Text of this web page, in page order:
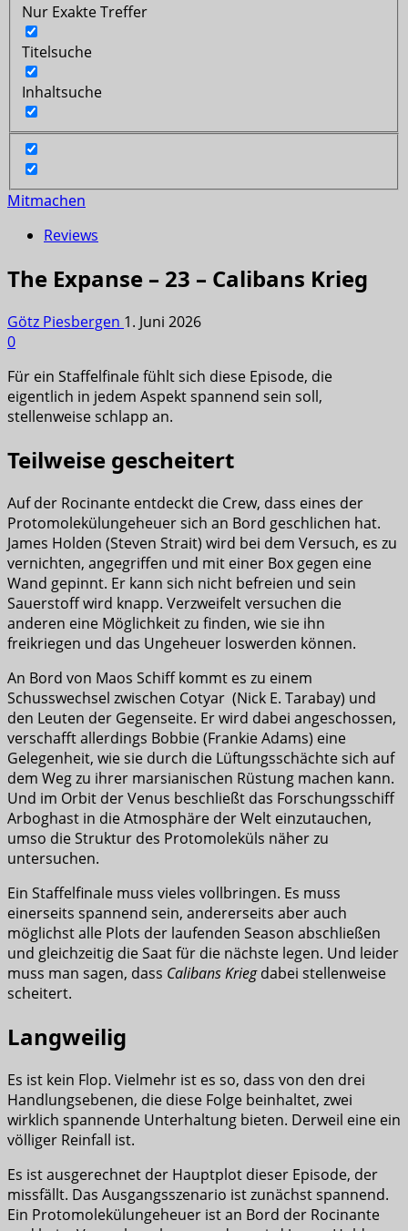
Nur Exakte Treffer
Titelsuche
Inhaltsuche
Mitmachen
Reviews
The Expanse – 23 – Calibans Krieg
Götz Piesbergen 1. Juni 2026
0
Für ein Staffelfinale fühlt sich diese Episode, die
eigentlich in jedem Aspekt spannend sein soll,
stellenweise schlapp an.
Teilweise gescheitert
Auf der Rocinante entdeckt die Crew, dass eines der
Protomolekülungeheuer sich an Bord geschlichen hat.
James Holden (Steven Strait) wird bei dem Versuch, es zu
vernichten, angegriffen und mit einer Box gegen eine
Wand gepinnt. Er kann sich nicht befreien und sein
Sauerstoff wird knapp. Verzweifelt versuchen die
anderen eine Möglichkeit zu finden, wie sie ihn
freikriegen und das Ungeheuer loswerden können.
An Bord von Maos Schiff kommt es zu einem
Schusswechsel zwischen Cotyar (Nick E. Tarabay) und
den Leuten der Gegenseite. Er wird dabei angeschossen,
verschafft allerdings Bobbie (Frankie Adams) eine
Gelegenheit, wie sie durch die Lüftungsschächte sich auf
dem Weg zu ihrer marsianischen Rüstung machen kann.
Und im Orbit der Venus beschließt das Forschungsschiff
Arboghast in die Atmosphäre der Welt einzutauchen,
umso die Struktur des Protomoleküls näher zu
untersuchen.
Ein Staffelfinale muss vieles vollbringen. Es muss
einerseits spannend sein, andererseits aber auch
möglichst alle Plots der laufenden Season abschließen
und gleichzeitig die Saat für die nächste legen. Und leider
muss man sagen, dass Calibans Kriegdabei stellenweise
scheitert.
Langweilig
Es ist kein Flop. Vielmehr ist es so, dass von den drei
Handlungsebenen, die diese Folge beinhaltet, zwei
wirklich spannende Unterhaltung bieten. Derweil eine ein
völliger Reinfall ist.
Es ist ausgerechnet der Hauptplot dieser Episode, der
missfällt. Das Ausgangsszenario ist zunächst spannend.
Ein Protomolekülungeheuer ist an Bord der Rocinante